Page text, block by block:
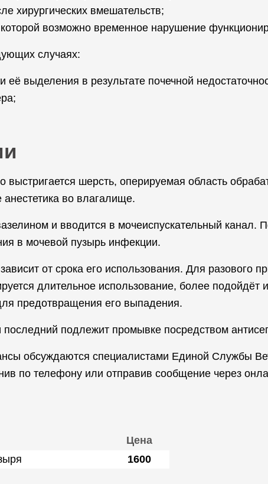
хирургических вмешательств;
возможно временное нарушение
случаях:
её выделения в результате почечной
выстригается шерсть, оперируемая область
во влагалище.
и вводится в мочеиспускательный канал.
в мочевой пузырь инфекции.
от срока его использования. Для
длительное использование, более подойдёт
предотвращения его выпадения.
подлежит промывке посредством
обсуждаются специалистами Единой Службы
по телефону или отправив сообщение через
Цена
1600